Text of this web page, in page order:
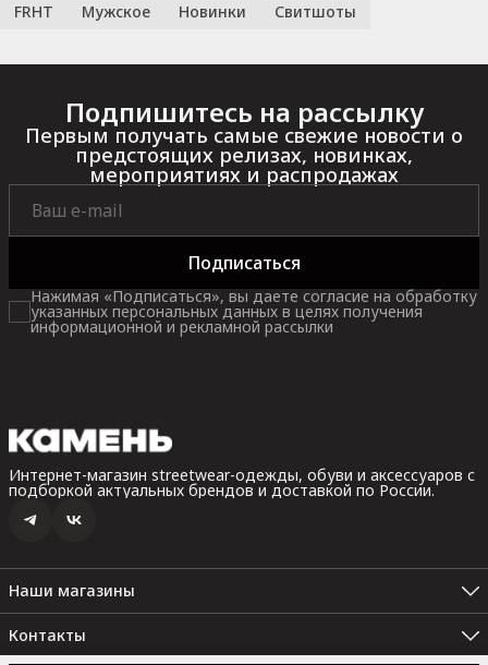
FRHT Мужское Новинки Свитшоты
Подпишитесь на рассылку
Первым получать самые свежие новости о
предстоящих релизах, новинках,
мероприятиях и распродажах
Подписаться
Нажимая «Подписаться», вы даете согласие на обработку
указанных персональных данных в целях получения
информационной и рекламной рассылки
Интернет-магазин streetwear-одежды, обуви и аксессуаров с
подборкой актуальных брендов и доставкой по России.
Наши магазины
Санкт-Петербург, Невский пр. 35В, 2 этаж (Пн.-Вс.: 10:00 -
22:00)
Санкт-Петербург. Набережная реки Карповки, 10 (Пн.-Вс.: 12:00
Контакты